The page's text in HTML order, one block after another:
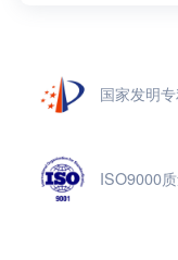
国家发明
ISO9000